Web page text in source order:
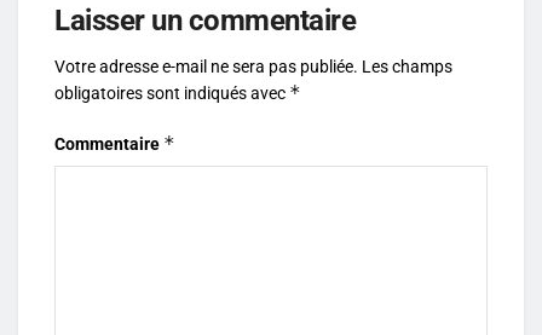
Laisser un commentaire
Votre adresse e-mail ne sera pas publiée. Les champs
obligatoires sont indiqués avec *
Commentaire *